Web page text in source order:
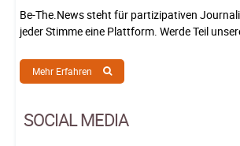
Be-The.News steht für partizipativen
jeder Stimme eine Plattform. Werde Teil
Mehr Erfahren
SOCIAL MEDIA